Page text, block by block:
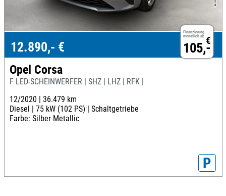
Finanzierung
monatlich ab €
105,-
12.890,- €
Opel Corsa
F LED-SCHEINWERFER | SHZ | LHZ | RFK |
12/2020 | 36.479 km
Diesel | 75 kW (102 PS) | Schaltgetriebe
Farbe: Silber Metallic
P